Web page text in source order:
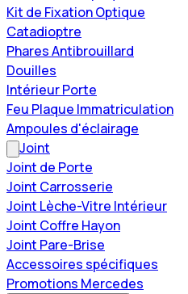
Kit de Fixation Optique
Catadioptre
Phares Antibrouillard
Douilles
Intérieur Porte
Feu Plaque Immatriculation
Ampoules d'éclairage
Joint
Joint de Porte
Joint Carrosserie
Joint Lèche-Vitre Intérieur
Joint Coffre Hayon
Joint Pare-Brise
Accessoires spécifiques
Promotions Mercedes